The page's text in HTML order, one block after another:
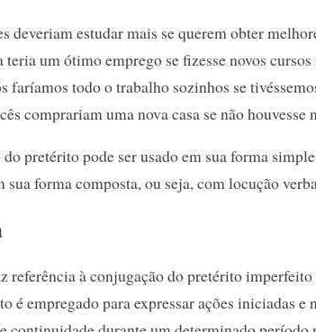
deveriam estudar mais se querem obter
teria um ótimo emprego se fizesse novos cursos
faríamos todo o trabalho sozinhos se
comprariam uma nova casa se não houvesse
pretérito pode ser usado em sua forma
sua forma composta, ou seja, com locução
referência à conjugação do pretérito
é empregado para expressar ações iniciadas e